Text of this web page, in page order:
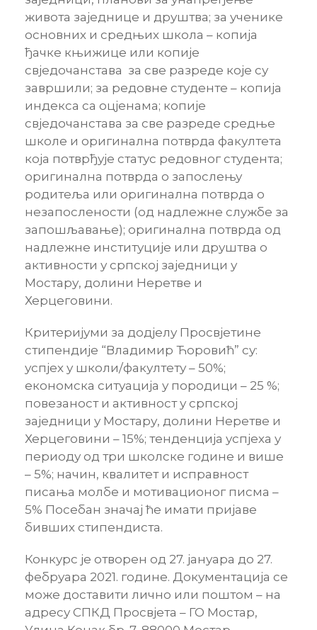
живота заједнице и друштва; за ученике
основних и средњих школа – копија
ђачке књижице или копије
свједочанстава за све разреде које су
завршили; за редовне студенте – копија
индекса са оцјенама; копије
свједочанстава за све разреде средње
школе и оригинална потврда факултета
која потврђује статус редовног студента;
оригинална потврда о запослењу
родитеља или оригинална потврда о
незапослености (од надлежне службе за
запошљавање); оригинална потврда од
надлежне институције или друштва о
активности у српској заједници у
Мостару, долини Неретве и
Херцеговини.
Критеријуми за додјелу Просвјетине
стипендије “Владимир Ћоровић” су:
успјех у школи/факултету – 50%;
економска ситуација у породици – 25 %;
повезаност и активност у српској
заједници у Мостару, долини Неретве и
Херцеговини – 15%; тенденција успјеха у
периоду од три школске године и више
– 5%; начин, квалитет и исправност
писања молбе и мотивационог писма –
5% Посебан значај ће имати пријаве
бивших стипендиста.
Конкурс је отворен од 27. јануара до 27.
фебруара 2021. године. Документација се
може доставити лично или поштом – на
адресу СПКД Просвјета – ГО Мостар,